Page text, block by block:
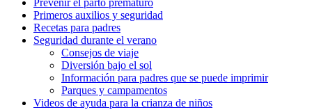
Prevenir el parto prematuro
Primeros auxilios y seguridad
Recetas para padres
Seguridad durante el verano
Consejos de viaje
Diversión bajo el sol
Información para padres que se puede imprimir
Parques y campamentos
Videos de ayuda para la crianza de niños